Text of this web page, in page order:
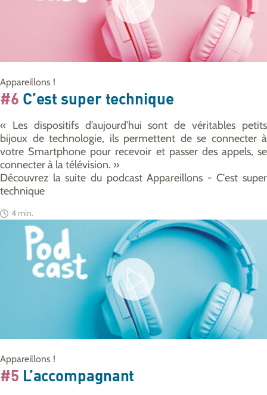
Appareillons !
#6 C’est super technique
« Les dispositifs d’aujourd’hui sont de véritables petits
bijoux de technologie, ils permettent de se connecter à
votre Smartphone pour recevoir et passer des appels, se
connecter à la télévision. »
Découvrez la suite du podcast Appareillons - C'est super
technique
4 min.
Appareillons !
#5 L’accompagnant